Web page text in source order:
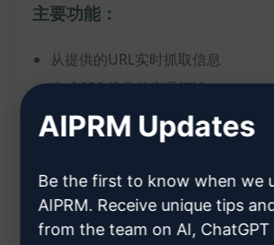
主要功能：
从提供的URL实时抓取信息
生成SEO优化的产品评论
自动提取关键信息和亮点
节省时间和精力，无需手动编写评论
好处：
轻松获得SEO友好的产品评论
AIPRM Updates
Be the first to know when we
AIPRM. Receive unique tips
from the team on AI, ChatGPT